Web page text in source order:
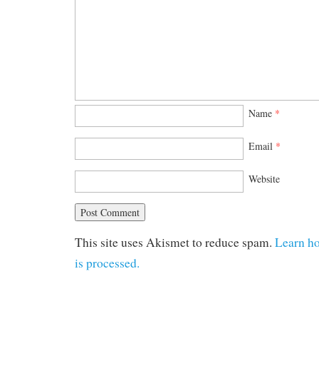
Name *
Email *
Website
This site uses Akismet to reduce spam. Learn
is processed.